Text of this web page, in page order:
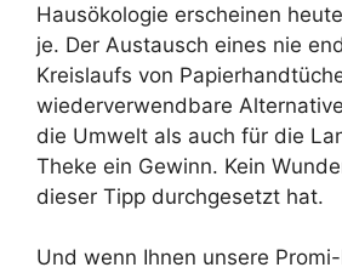
Hausökologie erscheinen
je. Der Austausch eines nie
Kreislaufs von
wiederverwendbare
die Umwelt als auch für die
Theke ein Gewinn. Kein
dieser Tipp durchgesetzt hat.
Und wenn Ihnen unsere